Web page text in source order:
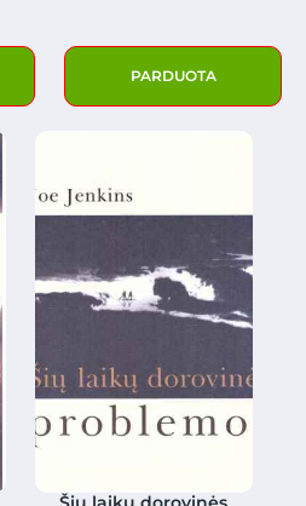
PARDUOTA